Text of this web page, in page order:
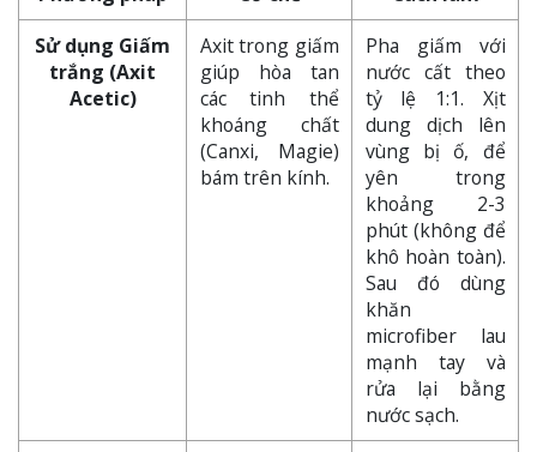
Sử dụng Giấm
trắng (Axit
Acetic)
Axit trong giấm
giúp hòa tan
các tinh thể
khoáng chất
(Canxi, Magie)
bám trên kính.
Pha giấm với
nước cất theo
tỷ lệ 1:1. Xịt
dung dịch lên
vùng bị ố, để
yên trong
khoảng 2-3
phút (không để
khô hoàn toàn).
Sau đó dùng
khăn
microfiber lau
mạnh tay và
rửa lại bằng
nước sạch.